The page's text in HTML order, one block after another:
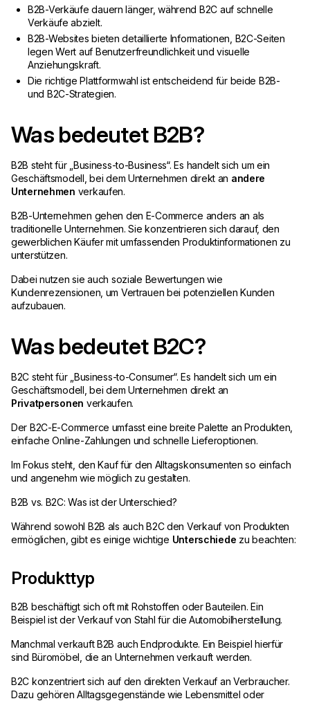
B2B-Verkäufe dauern länger, während B2C auf schnelle
Verkäufe abzielt.
B2B-Websites bieten detaillierte Informationen, B2C-Seiten
legen Wert auf Benutzerfreundlichkeit und visuelle
Anziehungskraft.
Die richtige Plattformwahl ist entscheidend für beide B2B-
und B2C-Strategien.
Was bedeutet B2B?
B2B steht für „Business-to-Business“. Es handelt sich um ein
Geschäftsmodell, bei dem Unternehmen direkt an andere
Unternehmen verkaufen.
B2B-Unternehmen gehen den E-Commerce anders an als
traditionelle Unternehmen. Sie konzentrieren sich darauf, den
gewerblichen Käufer mit umfassenden Produktinformationen zu
unterstützen.
Dabei nutzen sie auch soziale Bewertungen wie
Kundenrezensionen, um Vertrauen bei potenziellen Kunden
aufzubauen.
Was bedeutet B2C?
B2C steht für „Business-to-Consumer“. Es handelt sich um ein
Geschäftsmodell, bei dem Unternehmen direkt an
Privatpersonen verkaufen.
Der B2C-E-Commerce umfasst eine breite Palette an Produkten,
einfache Online-Zahlungen und schnelle Lieferoptionen.
Im Fokus steht, den Kauf für den Alltagskonsumenten so einfach
und angenehm wie möglich zu gestalten.
B2B vs. B2C: Was ist der Unterschied?
Während sowohl B2B als auch B2C den Verkauf von Produkten
ermöglichen, gibt es einige wichtige Unterschiede zu beachten:
Produkttyp
B2B beschäftigt sich oft mit Rohstoffen oder Bauteilen. Ein
Beispiel ist der Verkauf von Stahl für die Automobilherstellung.
Manchmal verkauft B2B auch Endprodukte. Ein Beispiel hierfür
sind Büromöbel, die an Unternehmen verkauft werden.
B2C konzentriert sich auf den direkten Verkauf an Verbraucher.
Dazu gehören Alltagsgegenstände wie Lebensmittel oder